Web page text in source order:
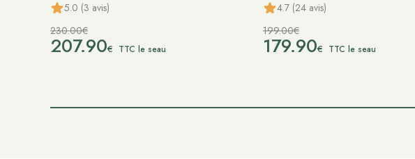
5.0 (3 avis)
230.00€
207.90€ TTC le seau
4.7 (24 avis)
199.00€
179.90€ TTC le seau